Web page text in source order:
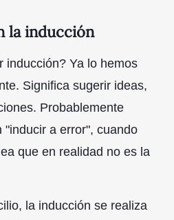
la inducción
inducción? Ya lo hemos
Significa sugerir ideas,
Probablemente
"inducir a error", cuando
que en realidad no es la
la inducción se realiza